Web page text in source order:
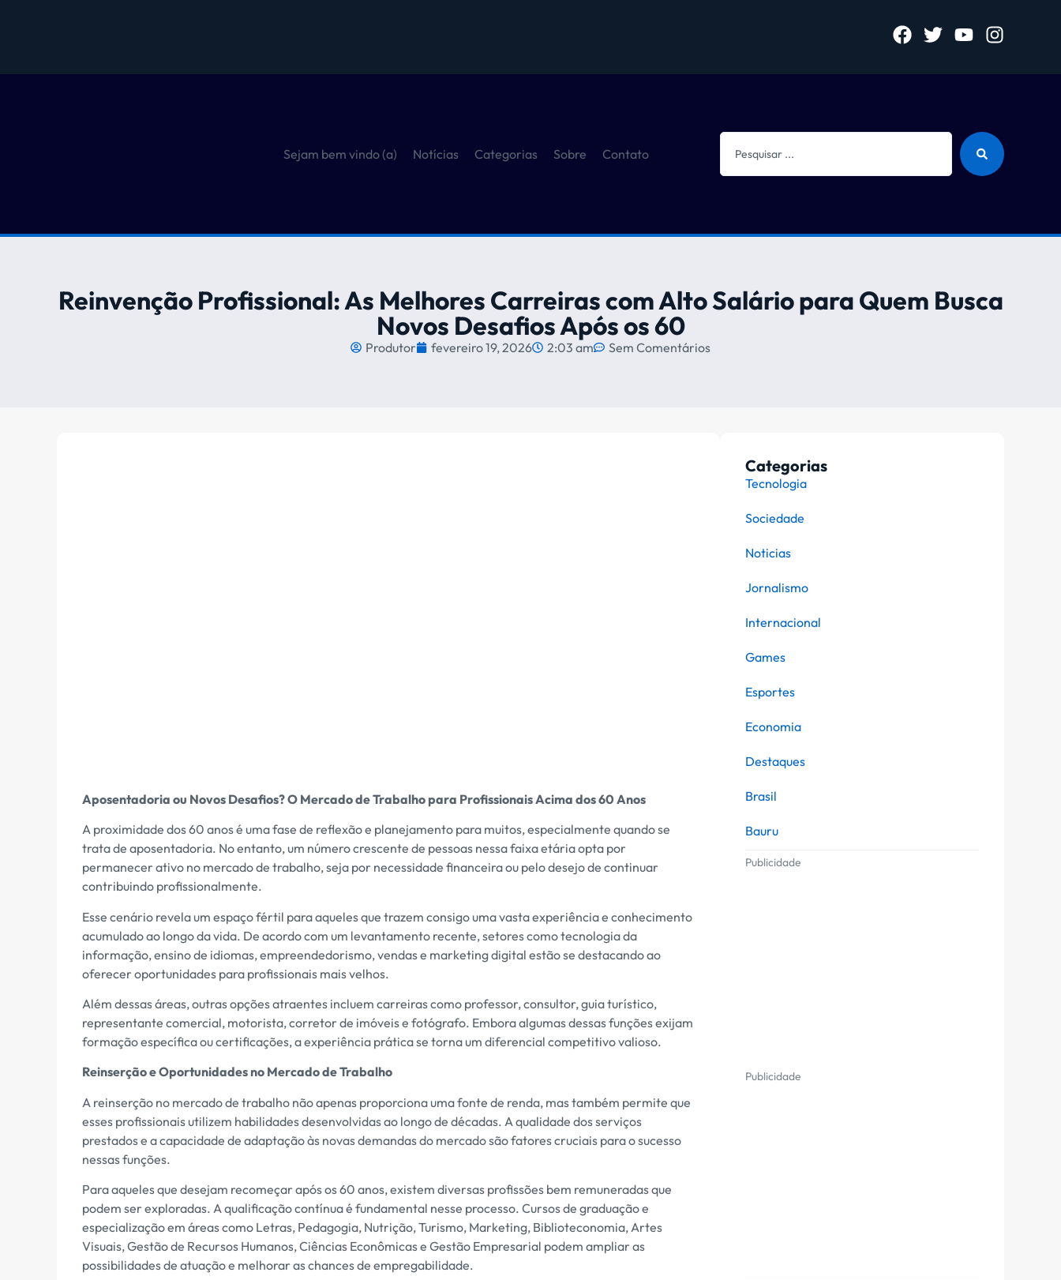
Sejam bem vindo (a) Notícias Categorias Sobre Contato
Reinvenção Profissional: As Melhores Carreiras com Alto Salário para Quem Busca
Novos Desafios Após os 60
Produtor fevereiro 19, 2026 2:03 am Sem Comentários
Aposentadoria ou Novos Desafios? O Mercado de Trabalho para Profissionais Acima dos 60 Anos
A proximidade dos 60 anos é uma fase de reflexão e planejamento para muitos, especialmente quando se
trata de aposentadoria. No entanto, um número crescente de pessoas nessa faixa etária opta por
permanecer ativo no mercado de trabalho, seja por necessidade financeira ou pelo desejo de continuar
contribuindo profissionalmente.
Esse cenário revela um espaço fértil para aqueles que trazem consigo uma vasta experiência e conhecimento
acumulado ao longo da vida. De acordo com um levantamento recente, setores como tecnologia da
informação, ensino de idiomas, empreendedorismo, vendas e marketing digital estão se destacando ao
oferecer oportunidades para profissionais mais velhos.
Além dessas áreas, outras opções atraentes incluem carreiras como professor, consultor, guia turístico,
representante comercial, motorista, corretor de imóveis e fotógrafo. Embora algumas dessas funções exijam
formação específica ou certificações, a experiência prática se torna um diferencial competitivo valioso.
Reinserção e Oportunidades no Mercado de Trabalho
A reinserção no mercado de trabalho não apenas proporciona uma fonte de renda, mas também permite que
esses profissionais utilizem habilidades desenvolvidas ao longo de décadas. A qualidade dos serviços
prestados e a capacidade de adaptação às novas demandas do mercado são fatores cruciais para o sucesso
nessas funções.
Para aqueles que desejam recomeçar após os 60 anos, existem diversas profissões bem remuneradas que
podem ser exploradas. A qualificação contínua é fundamental nesse processo. Cursos de graduação e
especialização em áreas como Letras, Pedagogia, Nutrição, Turismo, Marketing, Biblioteconomia, Artes
Visuais, Gestão de Recursos Humanos, Ciências Econômicas e Gestão Empresarial podem ampliar as
possibilidades de atuação e melhorar as chances de empregabilidade.
Categorias
Tecnologia
Sociedade
Noticias
Jornalismo
Internacional
Games
Esportes
Economia
Destaques
Brasil
Bauru
Publicidade
Publicidade